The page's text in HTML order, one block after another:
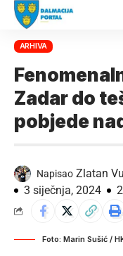
ARHIVA
Zadar do
pobjede
Napisao Zlatan
3 siječnja, 2024
Foto: Marin Sušić /